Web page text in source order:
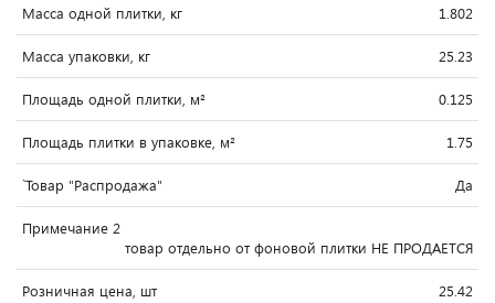
Масса одной плитки, кг 1.802
Масса упаковки, кг 25.23
Площадь одной плитки, м² 0.125
Площадь плитки в упаковке, м² 1.75
`Товар "Распродажа" Да
Примечание 2
товар отдельно от фоновой плитки НЕ ПРОДАЕТСЯ
Розничная цена, шт 25.42